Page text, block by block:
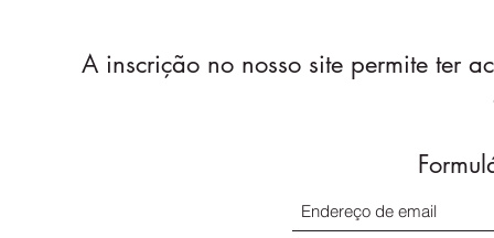
A inscrição no nosso site permite ter